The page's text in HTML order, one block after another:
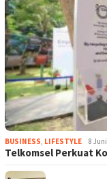
BUSINESS LIFESTYLE 8
Telkomsel Perkuat